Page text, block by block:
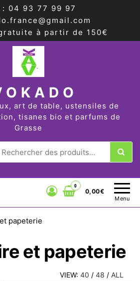
: 04 93 77 99 97
à partir de 150€
art de table, ustensiles de
tisanes bio et parfums de
Grasse
Menu
0
0,00€
papeterie
et papeterie
VIEW: 40 / 48 / ALL